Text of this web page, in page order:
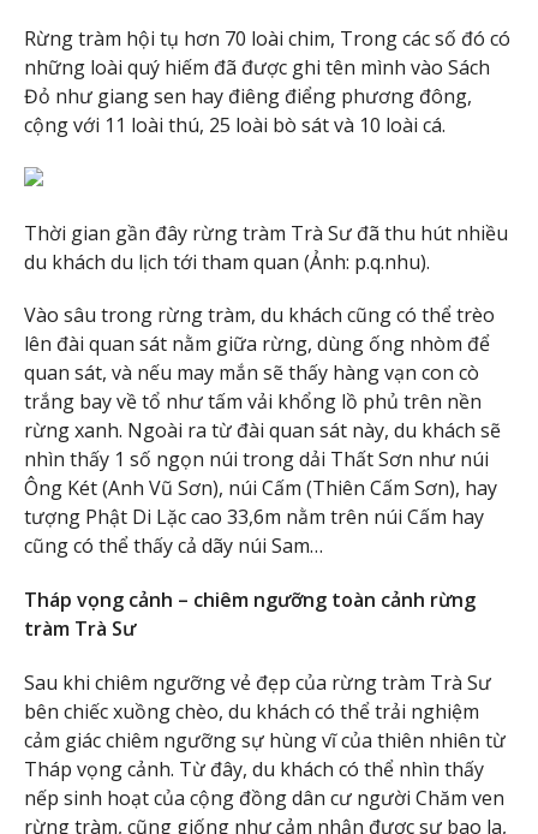
Rừng tràm hội tụ hơn 70 loài chim, Trong các số đó có
những loài quý hiếm đã được ghi tên mình vào Sách
Đỏ như giang sen hay điêng điểng phương đông,
cộng với 11 loài thú, 25 loài bò sát và 10 loài cá.
Thời gian gần đây rừng tràm Trà Sư đã thu hút nhiều
du khách du lịch tới tham quan (Ảnh: p.q.nhu).
Vào sâu trong rừng tràm, du khách cũng có thể trèo
lên đài quan sát nằm giữa rừng, dùng ống nhòm để
quan sát, và nếu may mắn sẽ thấy hàng vạn con cò
trắng bay về tổ như tấm vải khổng lồ phủ trên nền
rừng xanh. Ngoài ra từ đài quan sát này, du khách sẽ
nhìn thấy 1 số ngọn núi trong dải Thất Sơn như núi
Ông Két (Anh Vũ Sơn), núi Cấm (Thiên Cấm Sơn), hay
tượng Phật Di Lặc cao 33,6m nằm trên núi Cấm hay
cũng có thể thấy cả dãy núi Sam…
Tháp vọng cảnh – chiêm ngưỡng toàn cảnh rừng
tràm Trà Sư
Sau khi chiêm ngưỡng vẻ đẹp của rừng tràm Trà Sư
bên chiếc xuồng chèo, du khách có thể trải nghiệm
cảm giác chiêm ngưỡng sự hùng vĩ của thiên nhiên từ
Tháp vọng cảnh. Từ đây, du khách có thể nhìn thấy
nếp sinh hoạt của cộng đồng dân cư người Chăm ven
rừng tràm, cũng giống như cảm nhận được sự bao la,